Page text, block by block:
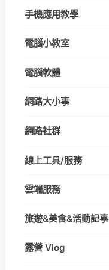
手機應用教學
電腦小教室
電腦軟體
網路大小事
網路社群
線上工具/服務
雲端服務
旅遊&美食&活動記事
露營 Vlog